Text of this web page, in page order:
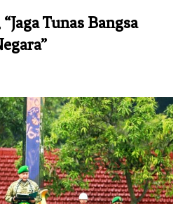
Tunas Bangsa